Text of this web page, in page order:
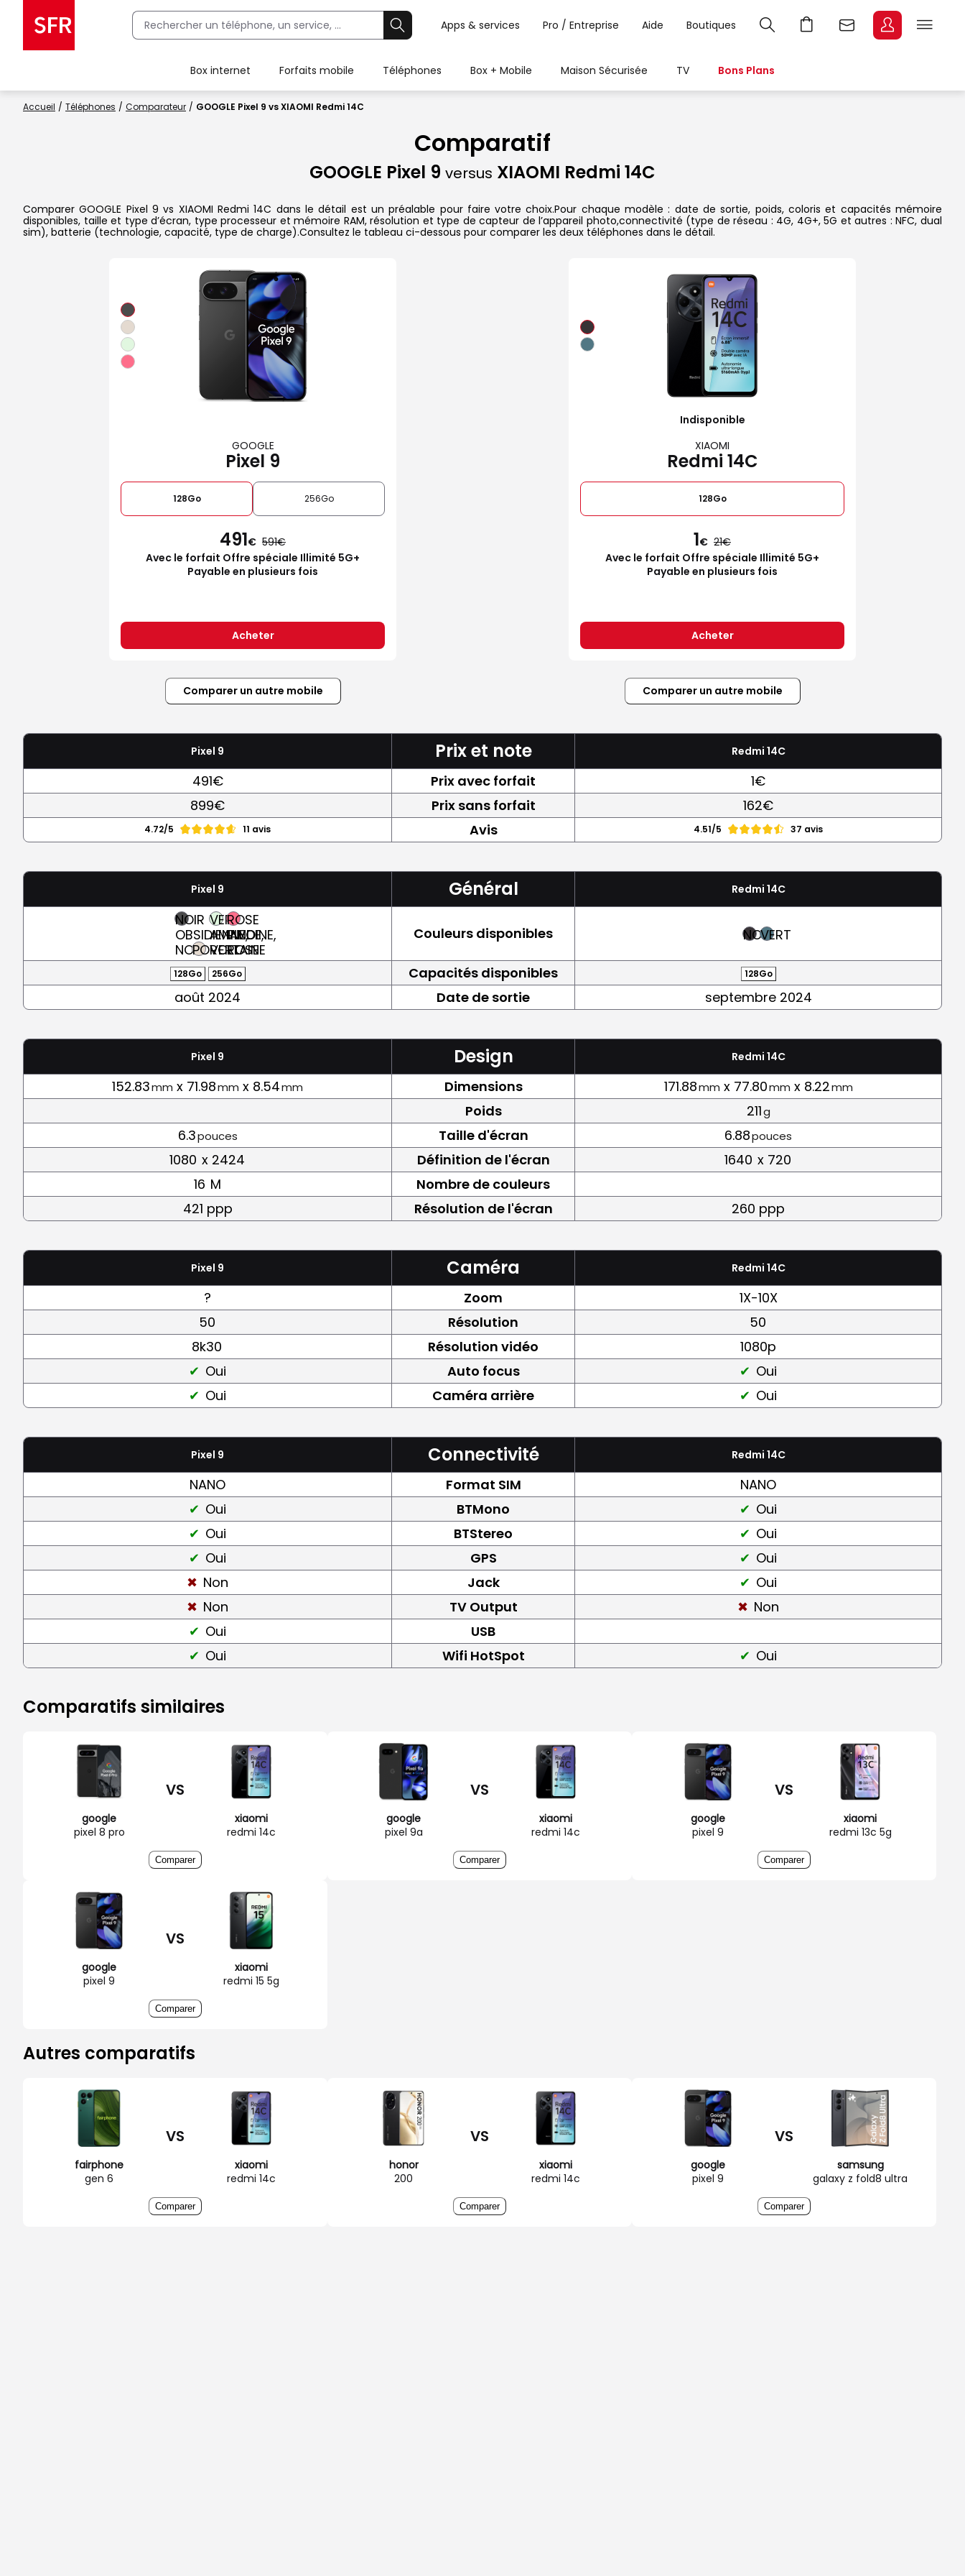
Apps & services Pro / Entreprise Aide Boutiques
Box internet Forfaits mobile Téléphones Box + Mobile Maison Sécurisée TV Bons Plans
Accueil Téléphones Comparateur GOOGLE Pixel 9 vs XIAOMI Redmi 14C
Comparatif
GOOGLE Pixel 9 versus XIAOMI Redmi 14C
Comparer GOOGLE Pixel 9 vs XIAOMI Redmi 14C dans le détail est un préalable pour faire votre choix.Pour chaque modèle : date de sortie, poids, coloris et capacités mémoire
disponibles, taille et type d’écran, type processeur et mémoire RAM, résolution et type de capteur de l’appareil photo,connectivité (type de réseau : 4G, 4G+, 5G et autres : NFC, dual
sim), batterie (technologie, capacité, type de charge).Consultez le tableau ci-dessous pour comparer les deux téléphones dans le détail.
GOOGLE
Pixel 9
128Go 256Go
491€ 591
Avec le forfait Offre spéciale Illimité 5G+
Payable en plusieurs fois
Acheter
Indisponible
XIAOMI
Redmi 14C
128Go
1€ 21
Avec le forfait Offre spéciale Illimité 5G+
Payable en plusieurs fois
Acheter
Comparer un autre mobile Comparer un autre mobile
Pixel 9 Prix et note Redmi 14C
491€ Prix avec forfait
1€
899€
Prix sans forfait 162€
4.72/5 11 avis Avis 4.51/5 37 avis
Pixel 9 Général Redmi 14C
NOIR
OBSIDIENNE,
NOIRPORCELAINE
VERT
AMANDE,
VERT
ROSE
PIVOINE,
ROSE
Couleurs disponibles NOIRVERT
128Go 256Go Capacités disponibles 128Go
août 2024 Date de sortie septembre 2024
Pixel 9 Design Redmi 14C
152.83mm x 71.98mm x 8.54mm Dimensions 171.88mm x 77.80mm x 8.22mm
Poids 211g
6.3pouces Taille d'écran 6.88pouces
1080 x 2424 Définition de l'écran 1640 x 720
16 M
Nombre de couleurs
421 ppp
Résolution de l'écran 260 ppp
Pixel 9 Caméra Redmi 14C
? Zoom
1X-10X
50
Résolution
50
8k30
Résolution vidéo
1080p
Oui
Auto focus
Oui
Oui
Caméra arrière Oui
Pixel 9 Connectivité Redmi 14C
NANO Format SIM
NANO
Oui
BTMono
Oui
Oui
BTStereo
Oui
Oui
GPS
Oui
Non
Jack
Oui
Non
TV Output
Non
Oui
USB
Oui
Wifi HotSpot Oui
Comparatifs similaires
google
pixel 8 pro
VS
xiaomi
redmi 14c
Comparer
google
pixel 9a
VS
xiaomi
redmi 14c
Comparer
google
pixel 9
VS
xiaomi
redmi 13c 5g
Comparer
google
pixel 9
VS
xiaomi
redmi 15 5g
Comparer
Autres comparatifs
fairphone
gen 6
VS
xiaomi
redmi 14c
Comparer
honor
200
VS
xiaomi
redmi 14c
Comparer
google
pixel 9
VS
samsung
galaxy z fold8 ultra
Comparer